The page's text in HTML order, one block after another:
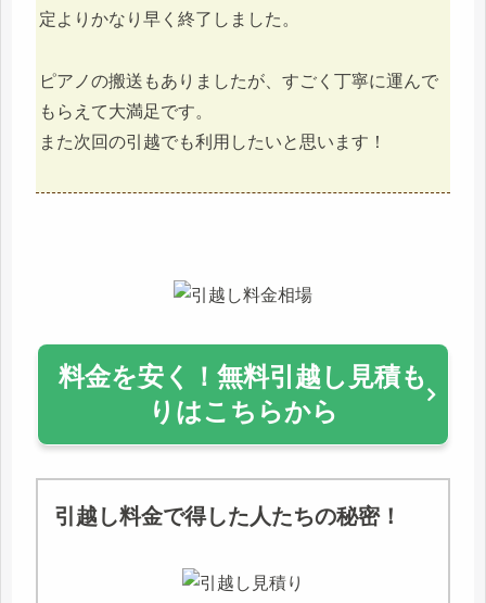
定よりかなり早く終了しました。
ピアノの搬送もありましたが、すごく丁寧に運んで
もらえて大満足です。
また次回の引越でも利用したいと思います！
料金を安く！無料引越し見積も
りはこちらから
引越し料金で得した人たちの秘密！